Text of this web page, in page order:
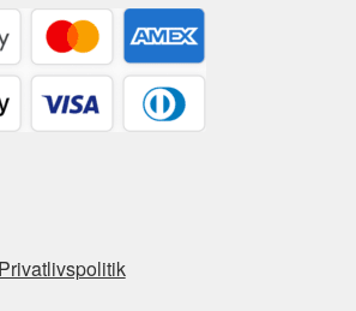
Privatlivspolitik